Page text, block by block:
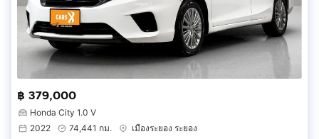
฿ 379,000
Honda City 1.0 V
2022
74,441 กม.
เมืองระยอง ระยอง